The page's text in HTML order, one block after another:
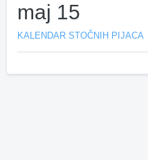
maj 15
KALENDAR STOČNIH PIJACA